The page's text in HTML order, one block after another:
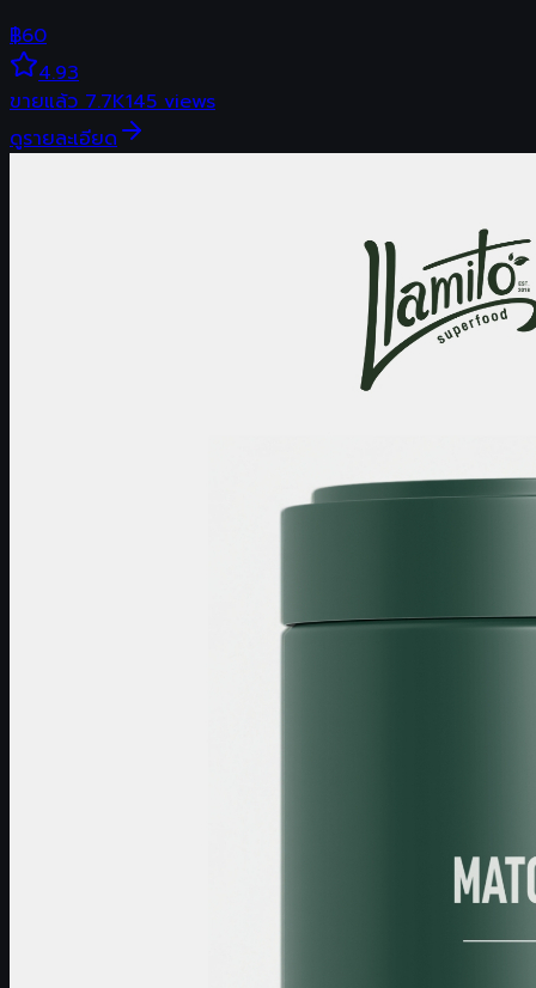
฿60
4.93
ขายแล้ว7.7K145views
ดูรายละเอียด